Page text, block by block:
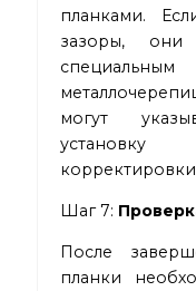
планками.
зазоры, они
могут
Шаг 7:
После
планки